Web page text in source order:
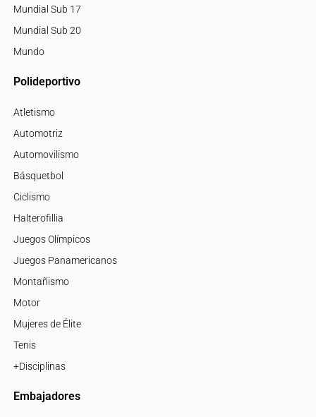
Mundial Sub 17
Mundial Sub 20
Mundo
Polideportivo
Atletismo
Automotriz
Automovilismo
Básquetbol
Ciclismo
Halterofillia
Juegos Olímpicos
Juegos Panamericanos
Montañismo
Motor
Mujeres de Élite
Tenis
+Disciplinas
Embajadores